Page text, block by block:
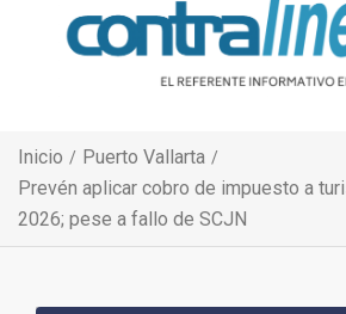
Inicio
Puerto Vallarta
Prevén aplicar cobro de impuesto a
2026; pese a fallo de SCJN